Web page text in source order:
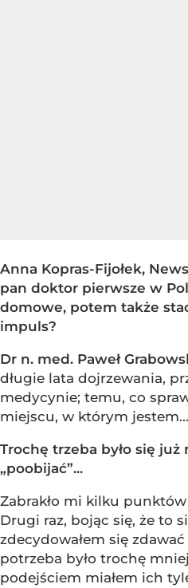
Anna Kopras-Fijołek,
pan doktor pierwsze w
domowe, potem także
impuls?
Dr n. med. Paweł
długie lata dojrzewania,
medycynie; temu, co
miejscu, w którym jestem...
Trochę trzeba było się
„poobijać”...
Zabrakło mi kilku punktów
Drugi raz, bojąc się, że to
zdecydowałem się
potrzeba było trochę
podejściem miałem ich